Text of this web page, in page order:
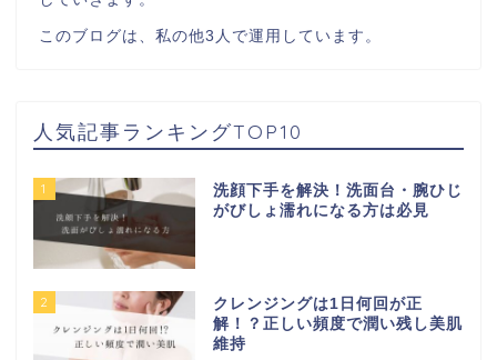
このブログは、私の他3人で運用しています。
人気記事ランキングTOP10
1
洗顔下手を解決！洗面台・腕ひじ
がびしょ濡れになる方は必見
2
クレンジングは1日何回が正
解！？正しい頻度で潤い残し美肌
維持